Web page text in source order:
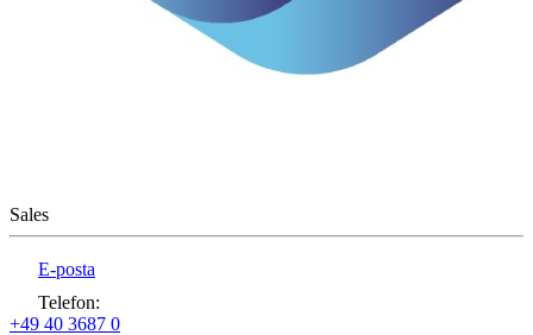
Sales
E-posta
Telefon:
+49 40 3687 0